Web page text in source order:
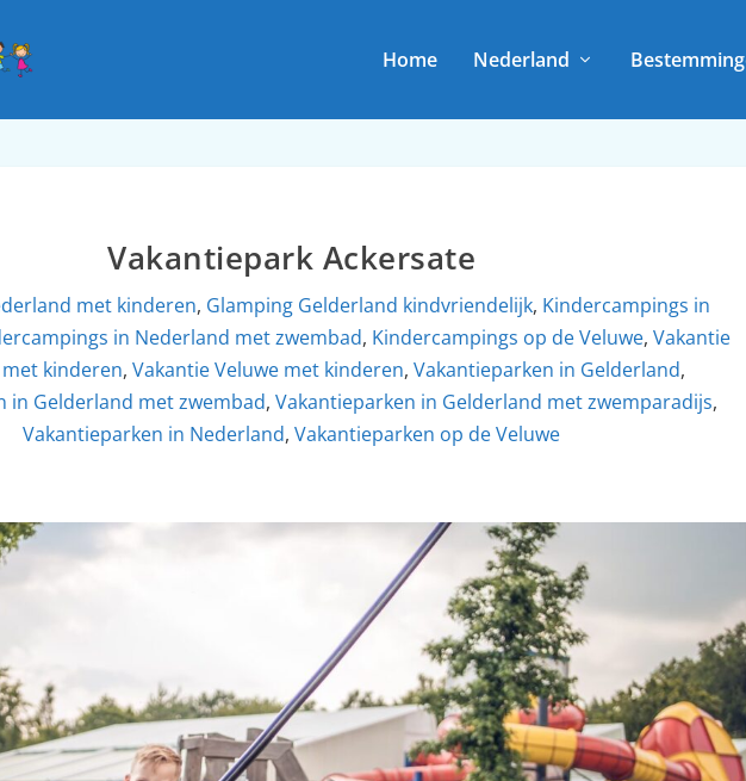
Home Nederland
Vakantiepark Ackersate
met kinderen, Glamping Gelderland kindvriendelijk, Kindercampings in
in Nederland met zwembad, Kindercampings op de Veluwe,Vakantie
kinderen,Vakantie Veluwe met kinderen,Vakantieparken in Gelderland,
in Gelderland met zwembad, Vakantieparken in Gelderland met zwemparadijs,
Vakantieparken in Nederland,Vakantieparken op de Veluwe